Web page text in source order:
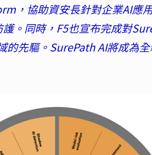
，協助資安長針對企業AI應
。同時，F5也宣布完成對
的先驅。SurePath AI將成為